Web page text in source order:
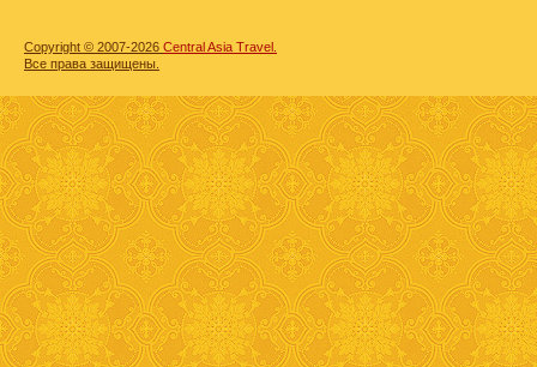
Copyright © 2007-2026 Central Asia Travel.
Все права защищены.